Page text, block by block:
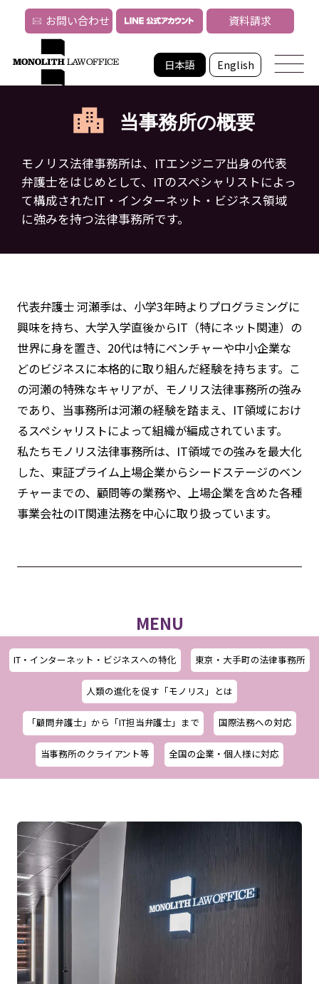
日本語 English
お問い合わせ 資料請求
当事務所の概要
モノリス法律事務所は、ITエンジニア出身の代表
弁護士をはじめとして、 ITのスペシャリストによっ
て構成されたIT・インターネット・ビジネス領域
に強みを持つ法律事務所です。
代表弁護士 河瀬季は、小学3年時よりプログラミングに
興味を持ち、大学入学直後からIT（特にネット関連）の
世界に身を置き、20代は特にベンチャーや中小企業な
どのビジネスに本格的に取り組んだ経験を持ちます。こ
の河瀬の特殊なキャリアが、モノリス法律事務所の強み
であり、当事務所は河瀬の経験を踏まえ、IT領域におけ
るスペシャリストによって組織が編成されています。
私たちモノリス法律事務所は、IT領域での強みを最大化
した、東証プライム上場企業からシードステージのベン
チャーまでの、顧問等の業務や、上場企業を含めた各種
事業会社のIT関連法務を中心に取り扱っています。
MENU
IT・インターネット・ビジネスへの特化 東京・大手町の法律事務所
人類の進化を促す「モノリス」とは
「顧問弁護士」から「IT担当弁護士」まで 国際法務への対応
当事務所のクライアント等 全国の企業・個人様に対応